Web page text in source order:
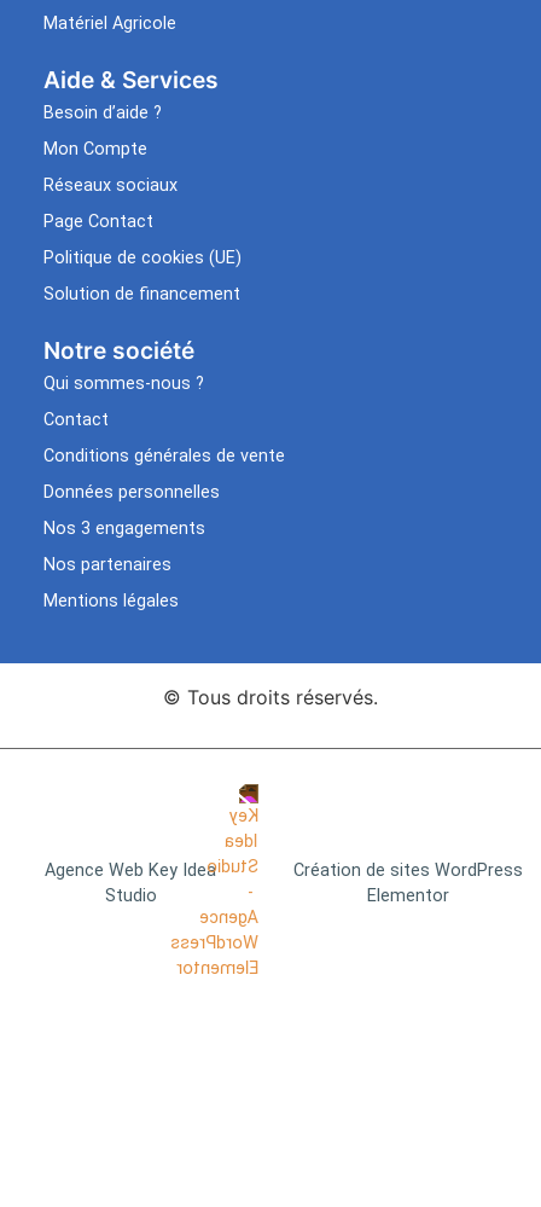
Matériel Agricole
Aide & Services​
Besoin d’aide ?
Mon Compte
Réseaux sociaux
Page Contact
Politique de cookies (UE)
Solution de financement
Notre société
Qui sommes-nous ?
Contact
Conditions générales de vente
Données personnelles
Nos 3 engagements
Nos partenaires
Mentions légales
© Tous droits réservés.
Agence Web Key Idea
Studio
Création de sites WordPress
Elementor